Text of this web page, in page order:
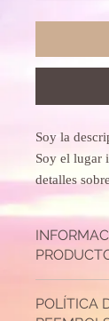
Soy la
Soy el lugar
detalles
tamaño,
cuidado y
lugar ideal
POLÍTICA